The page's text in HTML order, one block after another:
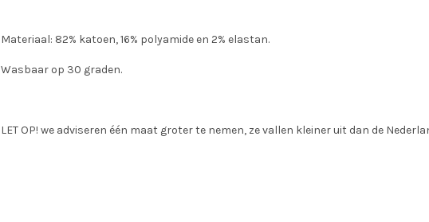
Materiaal: 82% katoen, 16% polyamide en 2% elastan.
Wasbaar op 30 graden.
LET OP! we adviseren één maat groter te nemen, ze vallen kleiner uit dan de